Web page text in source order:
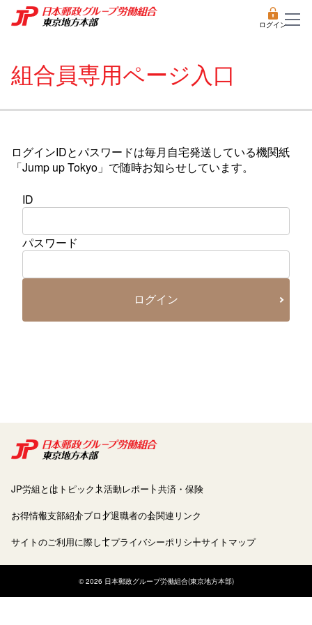
ログイン
組合員専用ページ入口
ログインIDとパスワードは毎月自宅発送している機関紙
「Jump up Tokyo」で随時お知らせしています。
ID
パスワード
ログイン
JP労組とは トピックス活動レポート共済・保険
お得情報支部紹介ブログ退職者の会関連リンク
サイトのご利用に際してプライバシーポリシーサイトマップ
© 2026 日本郵政グループ労働組合(東京地方本部)